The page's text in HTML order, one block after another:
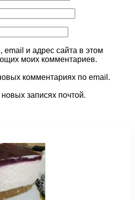
и адрес сайта в этом
моих комментариев.
комментариях по email.
записях почтой.